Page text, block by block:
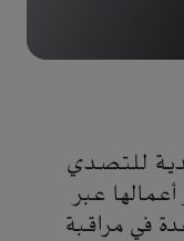
للتصدي
عبر
في مراقبة